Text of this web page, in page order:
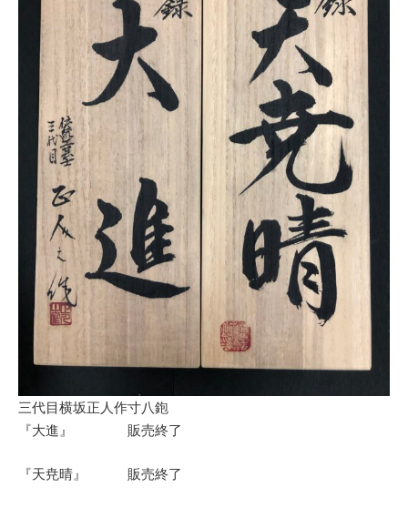
三代目横坂正人作寸八鉋
『大進』 販売終了
『天尭晴』 販売終了